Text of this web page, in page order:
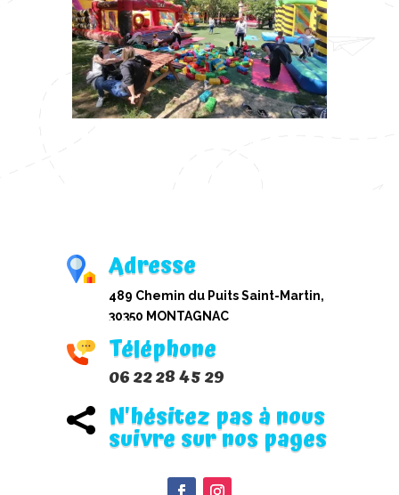
Adresse
489 Chemin du Puits Saint-Martin,
30350 MONTAGNAC
Téléphone
06 22 28 45 29
 N'hésitez pas à nous
suivre sur nos pages